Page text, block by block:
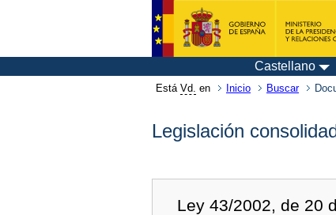
Castellano
Está Vd. en Inicio Buscar
Legislación
Ley 43/2002, de 20